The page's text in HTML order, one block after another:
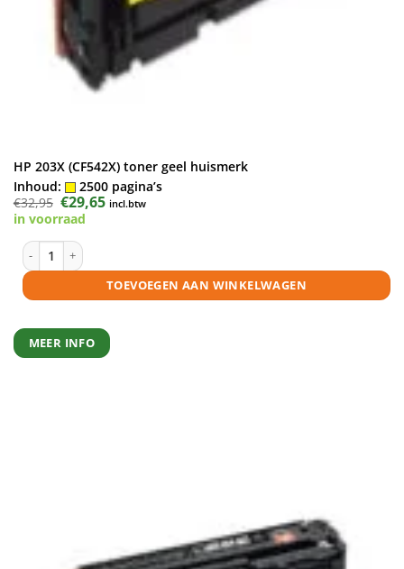
HP 203X (CF542X) toner geel huismerk
Inhoud:
2500 pagina’s
€32,95 Oorspronkelijke
prijs
was:
€29,65Huidige
prijs
incl.btw
in voorraad
HP 203X (CF542X) toner geel huismerk aantal
TOEVOEGEN AAN WINKELWAGEN
MEER INFO